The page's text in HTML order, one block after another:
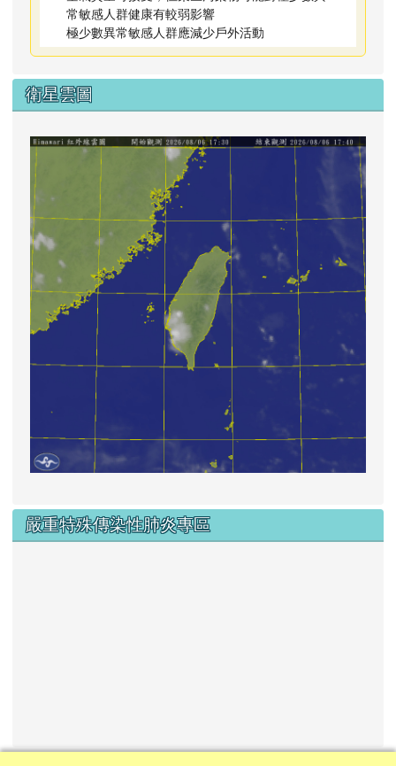
常敏感人群健康有較弱影響
極少數異常敏感人群應減少戶外活動
衛星雲圖
link
嚴重特殊傳染性肺炎專區